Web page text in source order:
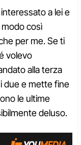
a lei e
così
per me. Se ti
volevo
alla terza
due e mette fine
le ultime
deluso.